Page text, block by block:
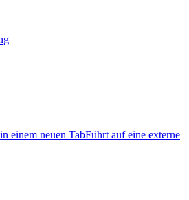
einem neuen TabFührt auf eine externe